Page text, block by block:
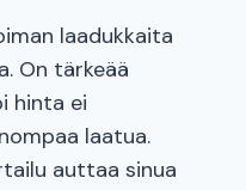
laadukkaita
On tärkeää
hinta ei
laatua.
auttaa sinua